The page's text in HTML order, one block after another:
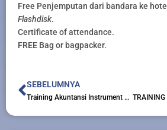
Free Penjemputan dari bandara ke hotel
Flashdisk.
Certificate of attendance.
FREE Bag or bagpacker.
Prev
SEBELUMNYA
Training Akuntansi Instrument Keuangan Berdasarkan psak 50 dan 55